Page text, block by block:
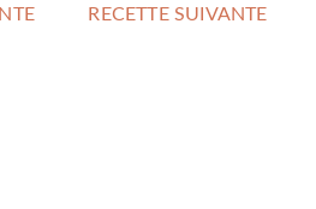
RECETTE SUIVANTE